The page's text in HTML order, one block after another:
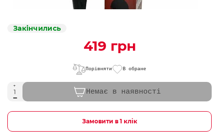
Закінчились
419 грн
Порівняти В обране
Немає в наявності
Замовити в 1 клік